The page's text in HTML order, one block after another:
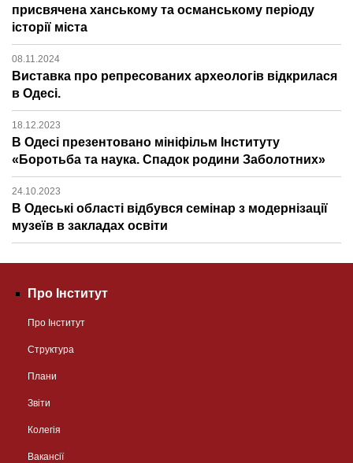
присвячена ханському та османському періоду
історії міста
08.11.2024
Виставка про репресованих археологів відкрилася
в Одесі.
18.12.2023
В Одесі презентовано мініфільм Інституту
«Боротьба та наука. Спадок родини Заболотних»
24.10.2023
В Одеські області відбувся семінар з модернізації
музеїв в закладах освіти
Про Інститут
Про Інститут
Структура
Плани
Звіти
Колегія
Вакансії